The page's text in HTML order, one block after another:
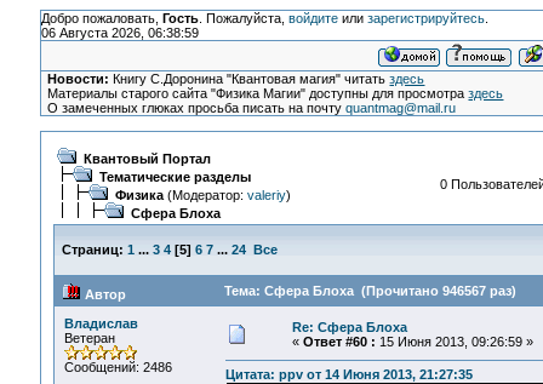
Добро пожаловать, Гость. Пожалуйста, войдитеили зарегистрируйтесь.
06 Августа 2026, 06:38:59
Новости: Книгу С.Доронина "Квантовая магия" читатьздесь
Материалы старого сайта "Физика Магии" доступны для просмотраздесь
О замеченных глюках просьба писать на почтуquantmag@mail.ru
Квантовый Портал
Тематические разделы
Физика(Модератор: valeriy)
Сфера Блоха
0
Страниц: 1 ... 3 4[5] 6 7 ... 24 Все
Автор Тема: Сфера Блоха (Прочитано 946567 раз)
Владислав
Ветеран
Сообщений: 2486
Re: Сфера Блоха
« Ответ #60 : 15 Июня 2013, 09:26:59 »
Цитата: ppv от 14 Июня 2013, 21:27:35